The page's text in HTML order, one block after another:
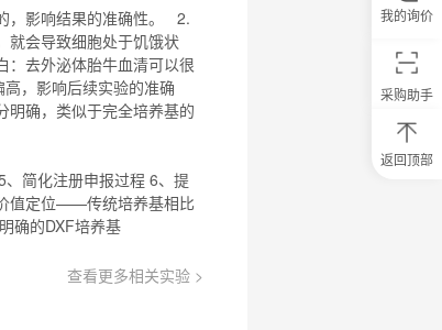
，影响结果的准确性。 2.
就会导致细胞处于饥饿状
去外泌体胎牛血清可以很
，影响后续实验的准确
明确，类似于完全培养基的
简化注册申报过程 6、提
值定位——传统培养基相比
明确的DXF培养基
查看更多相关实验 >
采购助手
返回顶部
我的询价